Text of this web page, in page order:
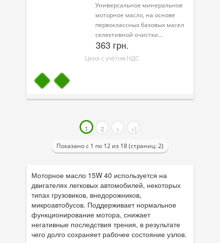
Универсальное минеральное
моторное масло, на основе
первоклассных базовых масел
селективной очистки...
363 грн.
Цена с учётом НДС
1 2 > >|
Показано с 1 по 12 из 18 (страниц: 2)
Моторное масло 15W 40 используется на
двигателях легковых автомобилей, некоторых
типах грузовиков, внедорожников,
микроавтобусов. Поддерживает нормальное
функционирование мотора, снижает
негативные последствия трения, в результате
чего долго сохраняет рабочее состояние узлов.